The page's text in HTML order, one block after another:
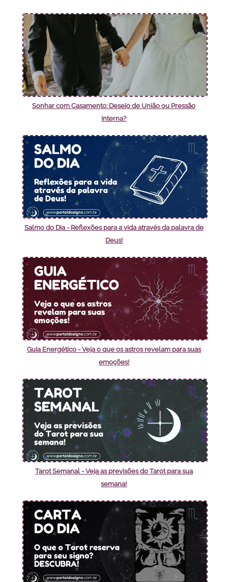
Sonhar com Casamento: Desejo de União ou Pressão
Interna?
Salmo do Dia - Reflexões para a vida através da palavra de
Deus!
Guia Energético - Veja o que os astros revelam para suas
emoções!
Tarot Semanal - Veja as previsões do Tarot para sua
semana!